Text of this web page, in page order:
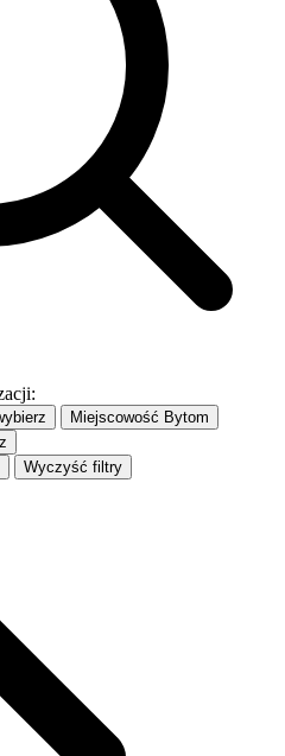
Miejscowość Bytom
Wyczyść filtry